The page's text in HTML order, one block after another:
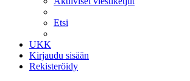
Etsi
UKK
Kirjaudu sisään
Rekisteröidy